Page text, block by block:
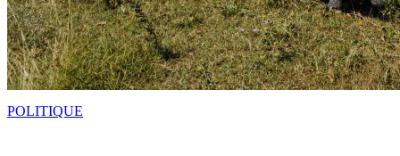
POLITIQUE